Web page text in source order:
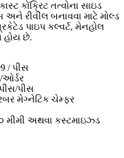
કોંક્રિટ તત્વોના સાઇડ
રીવીલ બનાવવા માટે મોલ્ડ
પાઇપ કલ્વર્ટ, મેનહોલ
હોય છે.
/ પીસ
ઓર્ડર
પીસ
મેગ્નેટિક ચેમ્ફર
મીમી અથવા કસ્ટમાઇઝ્ડ